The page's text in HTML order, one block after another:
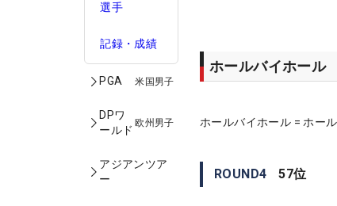
選手
記録・成績
PGA 米国男子
DPワ
ールド
欧州男子
アジアンツア
ー
ホールバイホール
ホールバイホール = ホー
ROUND4 57位